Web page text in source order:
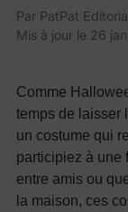
Par PatPat
Mis à jour le 26
Comme
temps de laisser
un costume qui
participiez à une
entre amis ou
la maison, ces